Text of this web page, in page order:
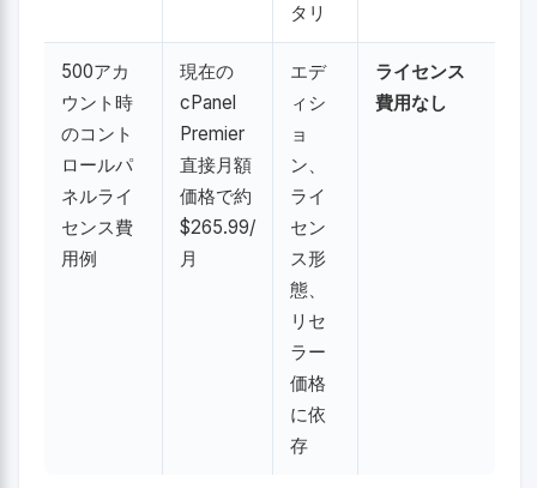
タリ
500アカ
ウント時
のコント
ロールパ
ネルライ
センス費
用例
現在の
cPanel
Premier
直接月額
価格で約
$265.99/
月
エデ
ィシ
ョ
ン、
ライ
セン
ス形
態、
リセ
ラー
価格
に依
存
ライセンス
費用なし